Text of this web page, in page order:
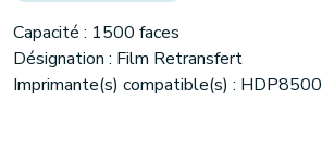
Capacité : 1500 faces
Désignation : Film Retransfert
Imprimante(s) compatible(s) : HDP8500